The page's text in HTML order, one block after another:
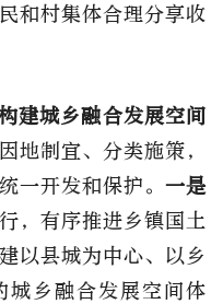
和村集体合理分享收
建城乡融合发展空间
地制宜、分类施策，
一开发和保护。 一是
，有序推进乡镇国土
以县城为中心、以乡
城乡融合发展空间体